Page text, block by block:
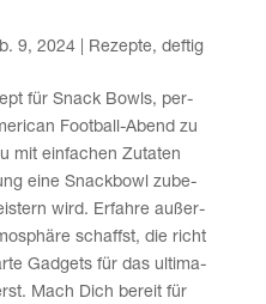
9, 2024| Rezepte, deftig
für Snack Bowls, per­
Foot­ball-Abend zu
mit ein­fa­chen Zuta­ten
eine Snack­bowl zube­
wird. Erfah­re außer­
schaffst, die rich­t
Gad­gets für das ulti­ma­
Mach Dich bereit für